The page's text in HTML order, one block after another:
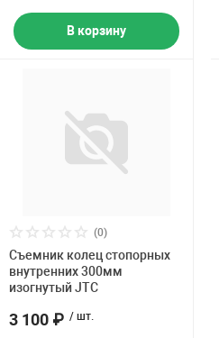
В корзину
(0)
Съемник колец стопорных
внутренних 300мм
изогнутый JTC
3 100 ₽ / шт.